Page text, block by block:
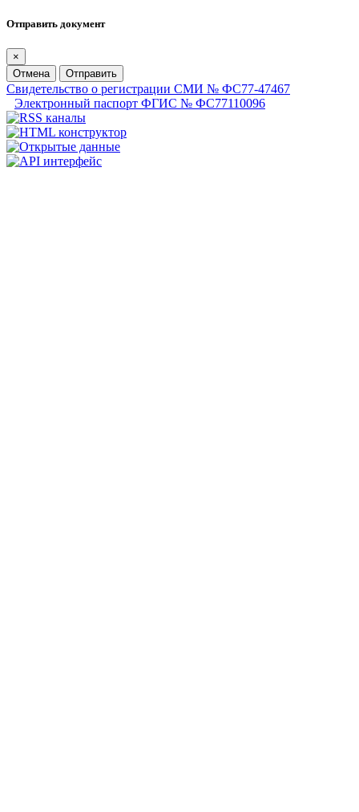
Отправить документ
×
Отмена
Отправить
Свидетельство о регистрации СМИ № ФС77-47467
Электронный паспорт ФГИС № ФС77110096